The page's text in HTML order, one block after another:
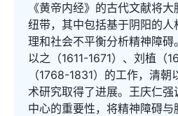
《黄帝内经》的古代文献将
纽带，其中包括基于阴阳的
理和社会不平衡分析精神障
以之（1611-1671）、刘植（
（1768-1831）的工作，清
术研究取得了进展。王庆仁
中心的重要性，将精神障碍